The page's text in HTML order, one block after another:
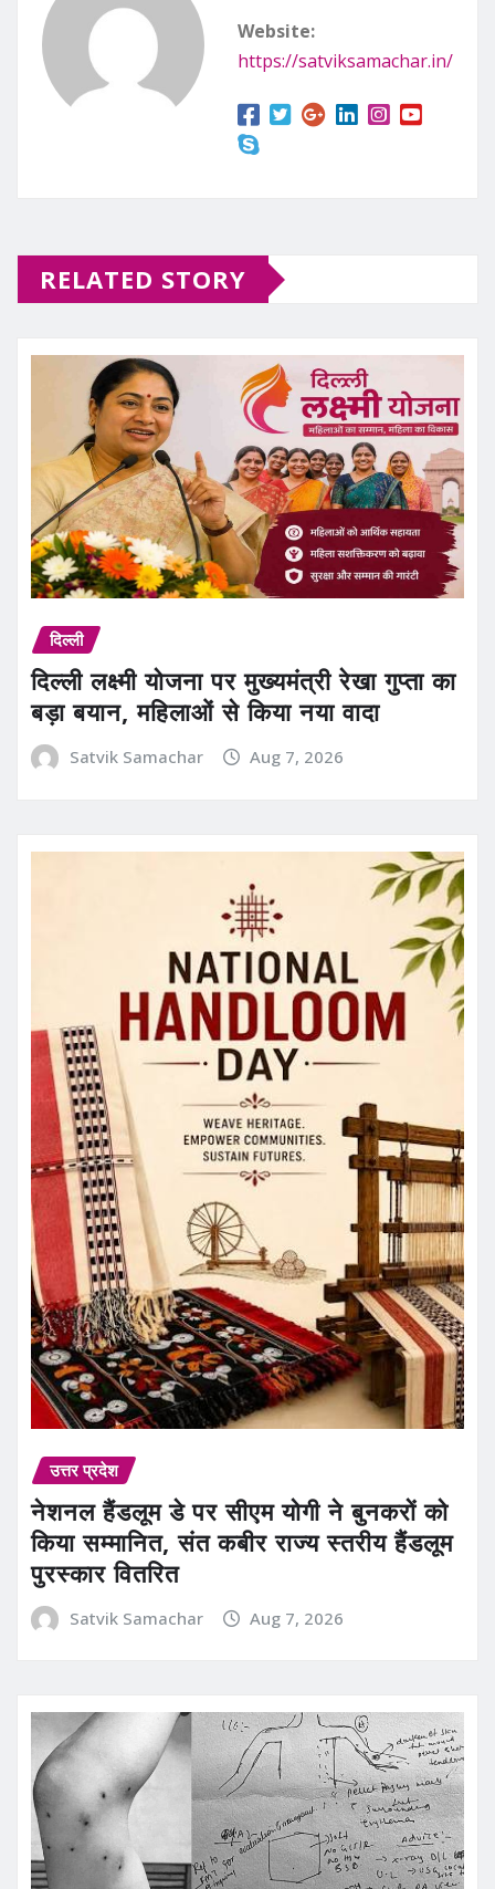
Website:
https://satviksamachar.in/
RELATED STORY
दिल्ली
दिल्ली लक्ष्मी योजना पर मुख्यमंत्री रेखा गुप्ता का
बड़ा बयान, महिलाओं से किया नया वादा
Satvik Samachar Aug 7, 2026
उत्तर प्रदेश
नेशनल हैंडलूम डे पर सीएम योगी ने बुनकरों को
किया सम्मानित, संत कबीर राज्य स्तरीय हैंडलूम
पुरस्कार वितरित
Satvik Samachar Aug 7, 2026